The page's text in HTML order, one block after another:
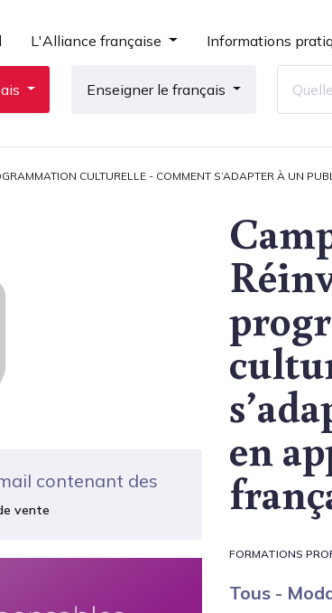
L'Alliance française Informations
Enseigner le français
CULTURELLE - COMMENT S’ADAPTER À UN
contenant des
vente
en
FORMATIONS
Tous -